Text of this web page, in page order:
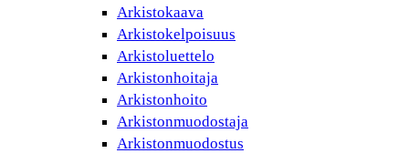
Arkistokaava
Arkistokelpoisuus
Arkistoluettelo
Arkistonhoitaja
Arkistonhoito
Arkistonmuodostaja
Arkistonmuodostus